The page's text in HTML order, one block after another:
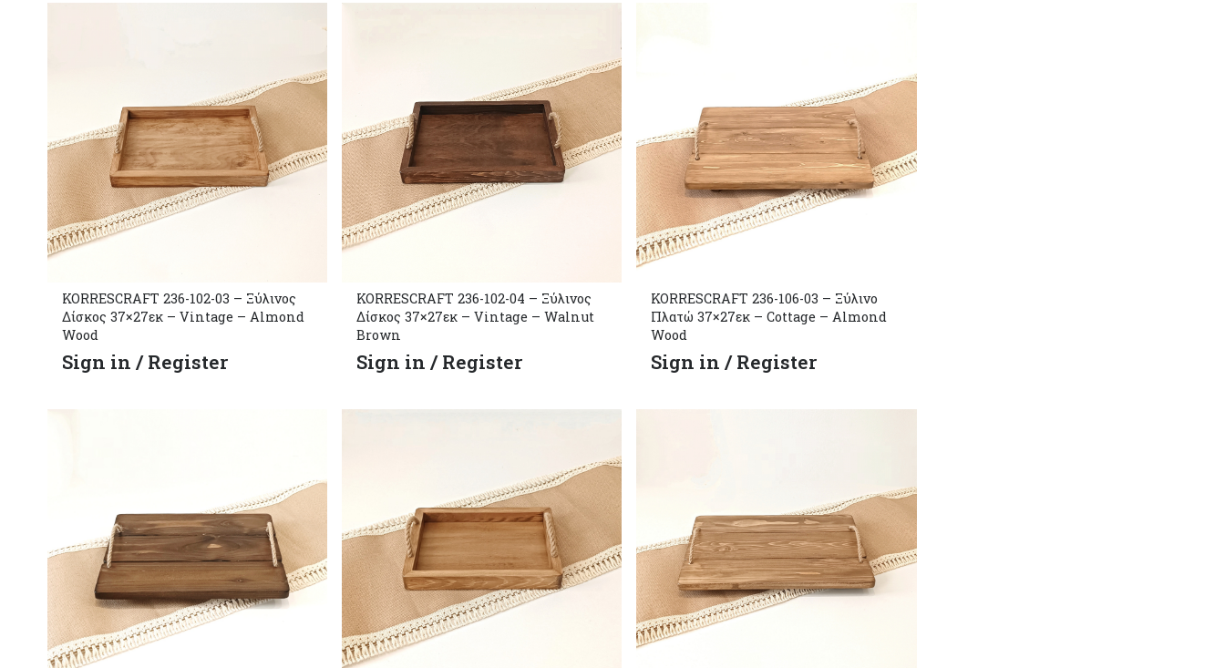
KORRESCRAFT 236-102-03 – Ξύλινος
Δίσκος 37×27εκ – Vintage – Almond
Wood
Sign in / Register
KORRESCRAFT 236-102-04 – Ξύλινος
Δίσκος 37×27εκ – Vintage – Walnut
Brown
Sign in / Register
KORRESCRAFT 236-106-03 – Ξύλινο
Πλατώ 37×27εκ – Cottage – Almond
Wood
Sign in / Register